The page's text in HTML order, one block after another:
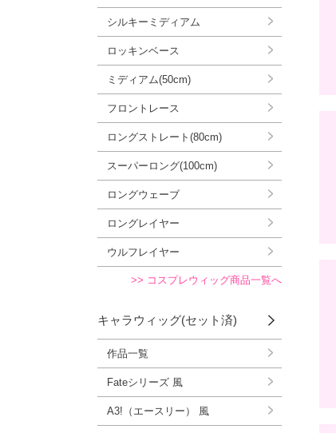
シルキーミディアム
ロッキンベース
ミディアム(50cm)
フロントレース
ロングストレート(80cm)
スーパーロング(100cm)
ロングウェーブ
ロングレイヤー
ウルフレイヤー
>> コスプレウィッグ商品一覧へ
キャラウィッグ(セット済)
作品一覧
Fateシリーズ 風
A3!（エースリー） 風